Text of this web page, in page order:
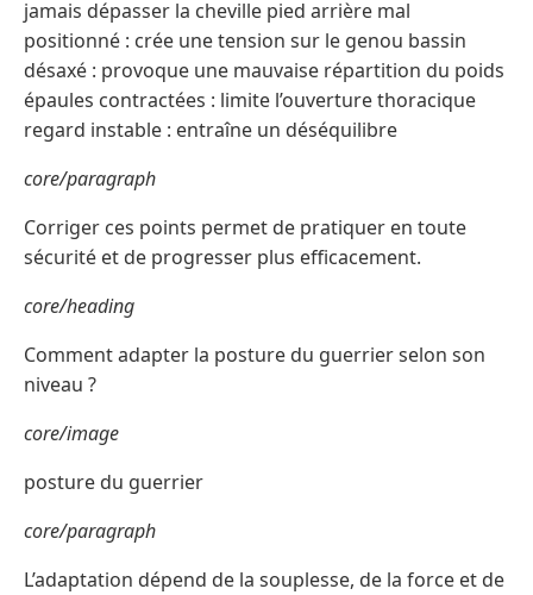
jamais dépasser la cheville pied arrière mal
positionné : crée une tension sur le genou bassin
désaxé : provoque une mauvaise répartition du poids
épaules contractées : limite l’ouverture thoracique
regard instable : entraîne un déséquilibre
core/paragraph
Corriger ces points permet de pratiquer en toute
sécurité et de progresser plus efficacement.
core/heading
Comment adapter la posture du guerrier selon son
niveau ?
core/image
posture du guerrier
core/paragraph
L’adaptation dépend de la souplesse, de la force et de